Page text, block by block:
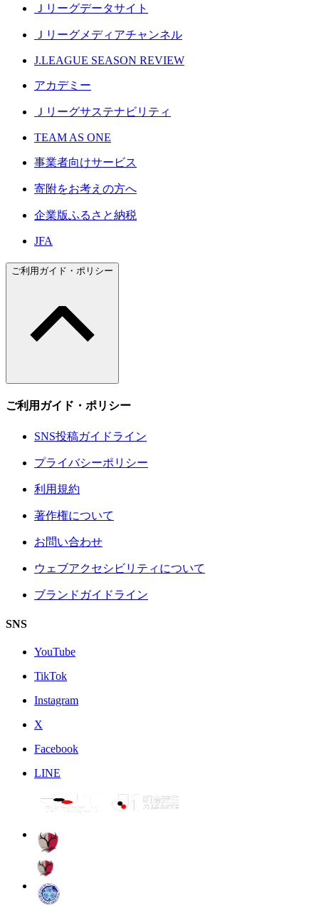
Ｊリーグデータサイト
Ｊリーグメディアチャンネル
J.LEAGUE SEASON REVIEW
アカデミー
Ｊリーグサステナビリティ
TEAM AS ONE
事業者向けサービス
寄附をお考えの方へ
企業版ふるさと納税
JFA
ご利用ガイド・ポリシー
ご利用ガイド・ポリシー
SNS投稿ガイドライン
プライバシーポリシー
利用規約
著作権について
お問い合わせ
ウェブアクセシビリティについて
ブランドガイドライン
SNS
YouTube
TikTok
Instagram
X
Facebook
LINE